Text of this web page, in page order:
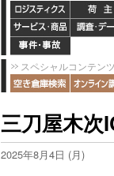
スペシャルコンテン
三刀屋木次
2025年8月4日 (月)